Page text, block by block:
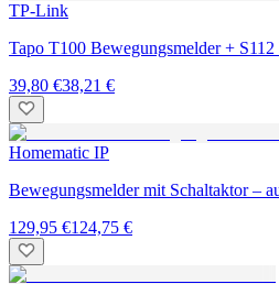
TP-Link
Tapo T100 Bewegungsmelder +
39,80 €38,21 €
Homematic IP
Bewegungsmelder mit Schaltaktor –
129,95 €124,75 €